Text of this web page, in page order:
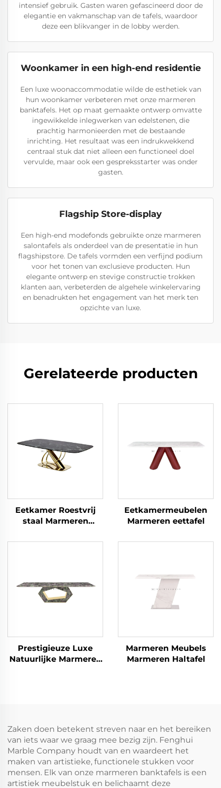
intensief gebruik. Gasten waren gefascineerd door de
elegantie en vakmanschap van de tafels, waardoor
deze een blikvanger in de lobby werden.
Woonkamer in een high-end residentie
Een luxe woonaccommodatie wilde de esthetiek van
hun woonkamer verbeteren met onze marmeren
banktafels. Het op maat gemaakte ontwerp omvatte
ingewikkelde inlegwerken van edelstenen, die
prachtig harmonieerden met de bestaande
inrichting. Het resultaat was een indrukwekkend
centraal stuk dat niet alleen een functioneel doel
vervulde, maar ook een gespreksstarter was onder
gasten.
Flagship Store-display
Een high-end modefonds gebruikte onze marmeren
salontafels als onderdeel van de presentatie in hun
flagshipstore. De tafels vormden een verfijnd podium
voor het tonen van exclusieve producten. Hun
elegante ontwerp en stevige constructie trokken
klanten aan, verbeterden de algehele winkelervaring
en benadrukten het engagement van het merk ten
opzichte van luxe.
Gerelateerde producten
Eetkamer Roestvrij
staal Marmeren
Eetkamermeubelen
Marmeren eettafel
Prestigieuze Luxe
Natuurlijke Marmeren
Marmeren Meubels
Marmeren Haltafel
Zaken doen betekent streven naar en het bereiken
van iets waar we graag mee bezig zijn. Fenghui
Marble Company houdt van en waardeert het
maken van artistieke, functionele stukken voor
mensen. Elk van onze marmeren banktafels is een
artistiek meubelstuk en belichaamt deze